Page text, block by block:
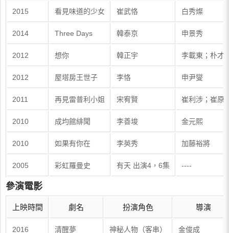
2015 看見味道的少女 崔武恪 白秀燦
2014 Three Days 韓泰京 申景秀
2012 想你 韓正宇 李載東；朴才
2012 屋塔房王世子 李恪 申尹燮
2011 再見雷普利小姐 宋宥賢 崔利涉；崔原
2010 成均館緋聞 李善埈 金元熙
2010 如果有你在 李英秀 加藤裕將
2005 彩虹羅曼史 有天 出演4，6集 ----
參演電影
上映時間 劇名 扮演角色 導演
2016 清醒夢 神秘人物（客串） 金俊成